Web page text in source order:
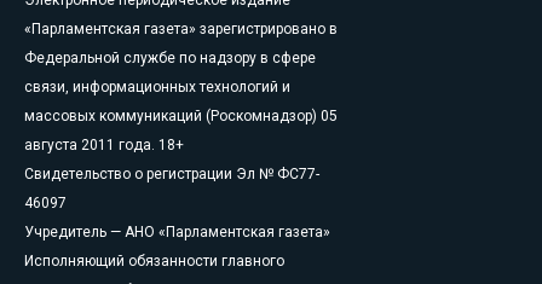
«Парламентская газета» зарегистрировано в
Федеральной службе по надзору в сфере
связи, информационных технологий и
массовых коммуникаций (Роскомнадзор) 05
августа 2011 года. 18+
Свидетельство о регистрации Эл № ФС77-
46097
Учредитель — АНО «Парламентская газета»
Исполняющий обязанности главного